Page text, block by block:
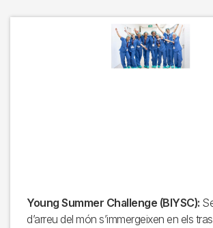
Young Summer Challenge (BIYSC):
d’arreu del món s’immergeixen en els